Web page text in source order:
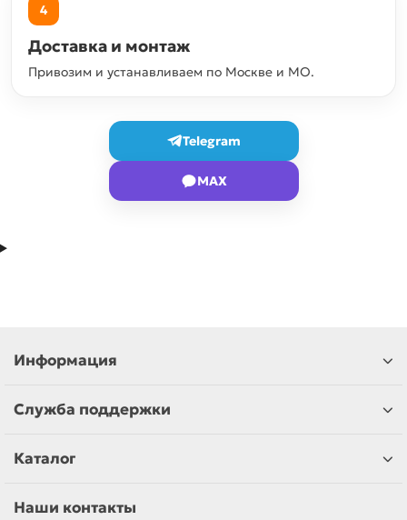
4
Доставка и монтаж
Привозим и устанавливаем по Москве и МО.
Telegram
MAX
Информация
Служба поддержки
Каталог
Наши контакты